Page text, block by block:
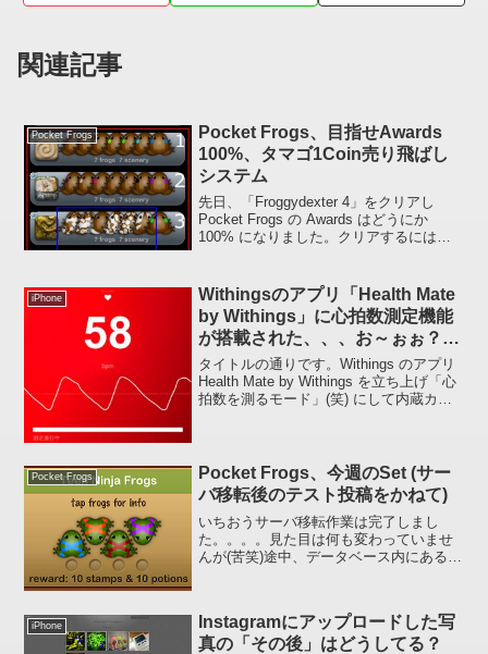
関連記事
Pocket Frogs
Pocket Frogs、目指せAwards
100%、タマゴ1Coin売り飛ばし
システム
先日、「Froggydexter 4」をクリアし
Pocket Frogs の Awards はどうにか
100% になりました。クリアするにはい
稿して...
iPhone
Withingsのアプリ「Health Mate
by Withings」に心拍数測定機能
が搭載された、、、お～ぉぉ？ず
っと前からあった？(^_^;)
タイトルの通りです。Withings のアプリ
Health Mate by Withings を立ち上げ「心
拍数を測るモード」(笑) にして内蔵カメ
Pocket Frogs
Pocket Frogs、今週のSet (サー
バ移転後のテスト投稿をかねて)
いちおうサーバ移転作業は完了しまし
た。。。。見た目は何も変わっていませ
んが(苦笑)途中、データベース内にある投
なんとかできました。。...
iPhone
Instagramにアップロードした写
真の「その後」はどうしてる？